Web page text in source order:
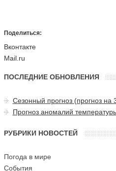
Поделиться:
Вконтакте
Mail.ru
ПОСЛЕДНИЕ ОБНОВЛЕНИЯ
Сезонный прогноз (прогноз на
Прогноз аномалий
РУБРИКИ НОВОСТЕЙ
Погода в мире
События